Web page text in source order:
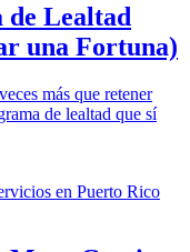
de Lealtad
una Fortuna)
más que retener
de lealtad que sí